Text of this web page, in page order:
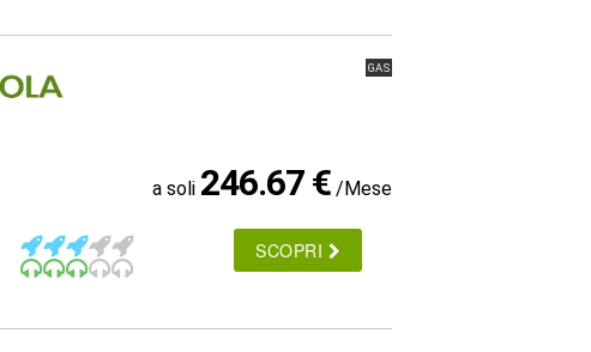
GAS
a soli 246.67 € /Mese
SCOPRI